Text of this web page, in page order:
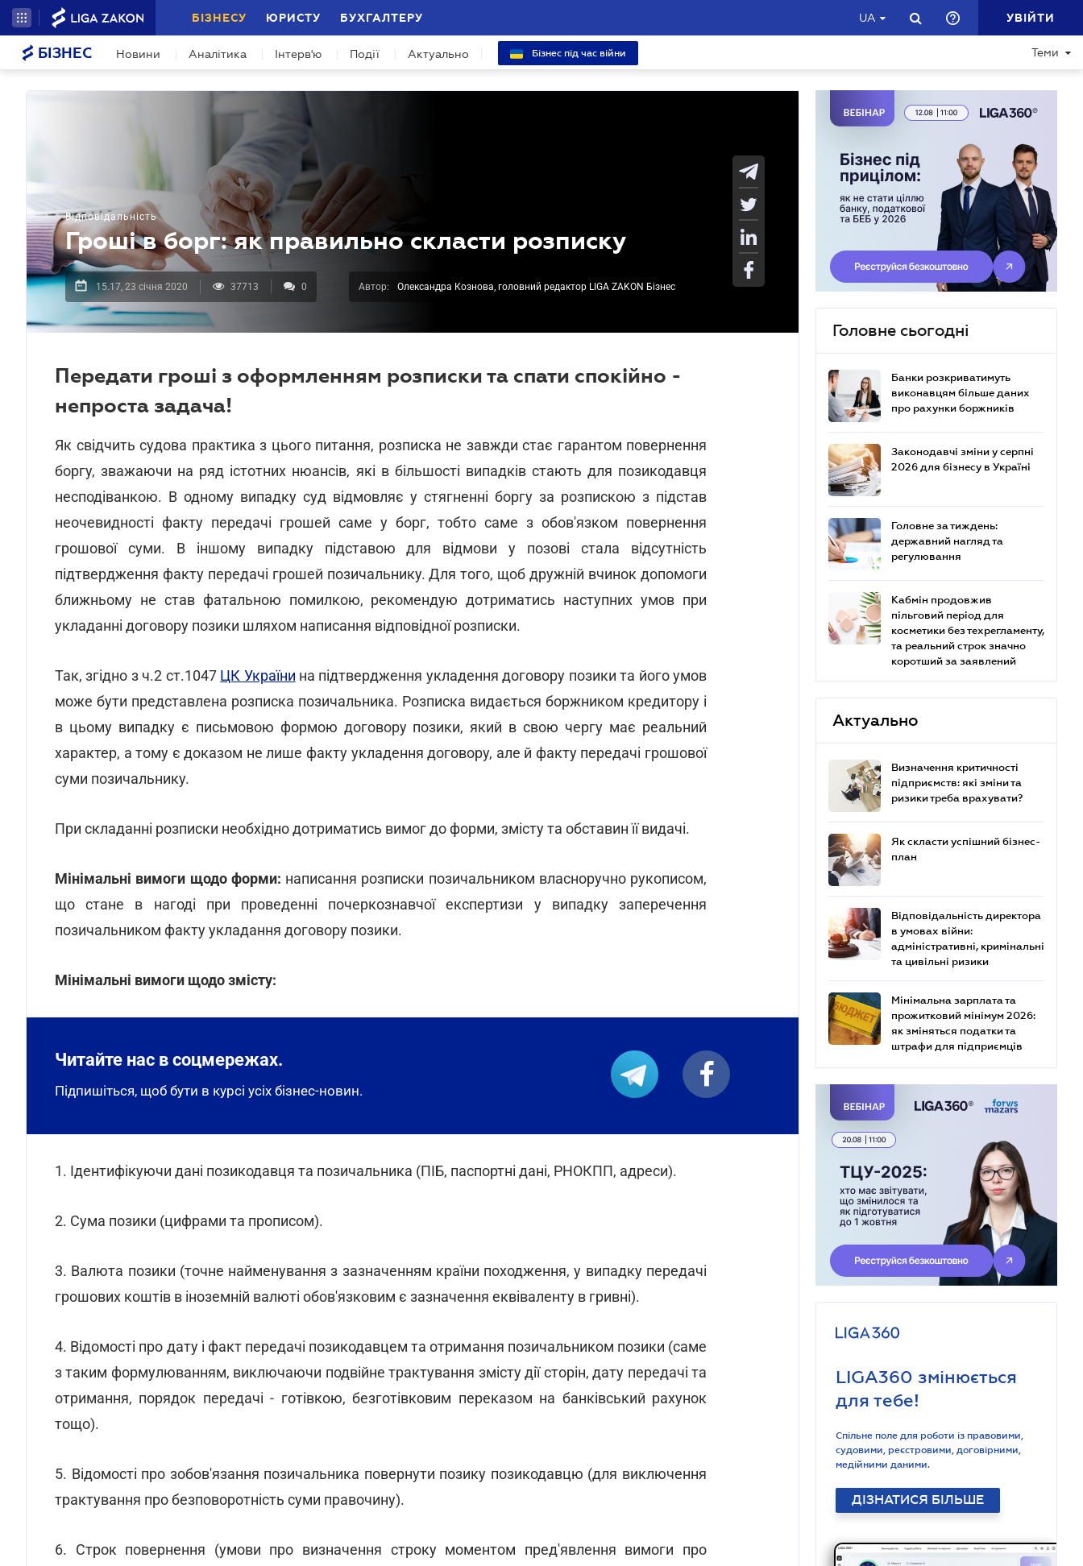
БІЗНЕСУ ЮРИСТУ БУХГАЛТЕРУ UA УВІЙТИ
БІЗНЕС Новини Аналітика Інтерв'ю Події Актуально Бізнес під час війни Теми
Відповідальність
Гроші в борг: як правильно скласти розписку
15.17, 23 січня 2020 37713 0 Автор: Олександра Кознова, головний редактор LIGA ZAKON Бізнес
Передати гроші з оформленням розписки та спати спокійно -
непроста задача!
Як свідчить судова практика з цього питання, розписка не завжди стає гарантом повернення
боргу, зважаючи на ряд істотних нюансів, які в більшості випадків стають для позикодавця
несподіванкою. В одному випадку суд відмовляє у стягненні боргу за розпискою з підстав
неочевидності факту передачі грошей саме у борг, тобто саме з обов'язком повернення
грошової суми. В іншому випадку підставою для відмови у позові стала відсутність
підтвердження факту передачі грошей позичальнику. Для того, щоб дружній вчинок допомоги
ближньому не став фатальною помилкою, рекомендую дотриматись наступних умов при
укладанні договору позики шляхом написання відповідної розписки.
Так, згідно з ч.2 ст.1047 ЦК України на підтвердження укладення договору позики та його умов
може бути представлена розписка позичальника. Розписка видається боржником кредитору і
в цьому випадку є письмовою формою договору позики, який в свою чергу має реальний
характер, а тому є доказом не лише факту укладення договору, але й факту передачі грошової
суми позичальнику.
При складанні розписки необхідно дотриматись вимог до форми, змісту та обставин її видачі.
Мінімальні вимоги щодо форми: написання розписки позичальником власноручно рукописом,
що стане в нагоді при проведенні почеркознавчої експертизи у випадку заперечення
позичальником факту укладання договору позики.
Мінімальні вимоги щодо змісту:
Читайте нас в соцмережах.
Підпишіться, щоб бути в курсі усіх бізнес-новин.
1. Ідентифікуючи дані позикодавця та позичальника (ПІБ, паспортні дані, РНОКПП, адреси).
2. Сума позики (цифрами та прописом).
3. Валюта позики (точне найменування з зазначенням країни походження, у випадку передачі
грошових коштів в іноземній валюті обов'язковим є зазначення еквіваленту в гривні).
4. Відомості про дату і факт передачі позикодавцем та отримання позичальником позики (саме
з таким формулюванням, виключаючи подвійне трактування змісту дії сторін, дату передачі та
отримання, порядок передачі - готівкою, безготівковим переказом на банківський рахунок
тощо).
5. Відомості про зобов'язання позичальника повернути позику позикодавцю (для виключення
трактування про безповоротність суми правочину).
6. Строк повернення (умови про визначення строку моментом пред'явлення вимоги про
Головне сьогодні
Банки розкриватимуть
виконавцям більше даних
про рахунки боржників
Законодавчі зміни у серпні
2026 для бізнесу в Україні
Головне за тиждень:
державний нагляд та
регулювання
Кабмін продовжив
пільговий період для
косметики без техрегламенту,
та реальний строк значно
коротший за заявлений
Актуально
Визначення критичності
підприємств: які зміни та
ризики треба врахувати?
Як скласти успішний бізнес-
план
Відповідальність директора
в умовах війни:
адміністративні, кримінальні
та цивільні ризики
Мінімальна зарплата та
прожитковий мінімум 2026:
як зміняться податки та
штрафи для підприємців
LIGA360 змінюється
для тебе!
Спільне поле для роботи із правовими,
судовими, реєстровими, договірними,
медійними даними.
ДІЗНАТИСЯ БІЛЬШЕ